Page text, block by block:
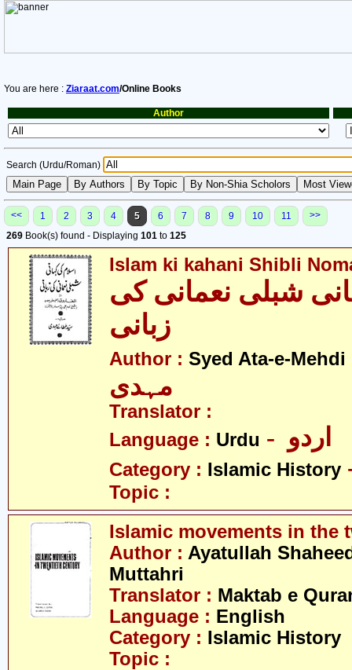
You are here : Ziaraat.com/Online Books
Author
Search (Urdu/Roman)
<< 1 2 3 4 5 6 7 8 9 10 11
>>
269 Book(s) found - Displaying 101 to 125
Islam ki kahani Shibli
شبلی نعمانی کی
Author : Syed Ata-e-Mehdi
مہدی
Translator :
Language : Urdu
Category : Islamic History
Topic :
Islamic movements in the
Author : Ayatullah
Muttahri
Translator : Maktab e
Language : English
Category : Islamic History
Topic :